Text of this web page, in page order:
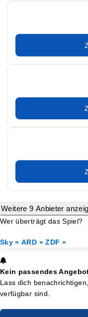
Weitere 9 Anbieter
Wer überträgt das Spiel?
Sky » ARD » ZDF »
Kein passendes
Lass dich
verfügbar sind.